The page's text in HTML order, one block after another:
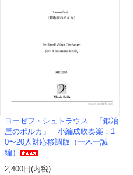
ヨーゼフ・シュトラウス 「鍛冶
屋のポルカ」 小編成吹奏楽：1
0〜20人対応移調版（一木一誠
編）
2,400円(内税)